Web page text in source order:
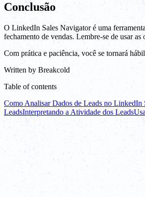
Conclusão
O LinkedIn Sales Navigator é uma
fechamento de vendas. Lembre-se de usar
Com prática e paciência, você se tornará
Written by Breakcold
Table of contents
Como Analisar Dados de Leads no LinkedIn
LeadsInterpretando a Atividade dos Leads